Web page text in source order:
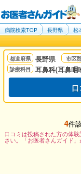
病院検索TOP 長野県 松
長野県
耳鼻科(耳鼻咽
4件
口コミは投稿された方の体
さい。「お医者さんガイド